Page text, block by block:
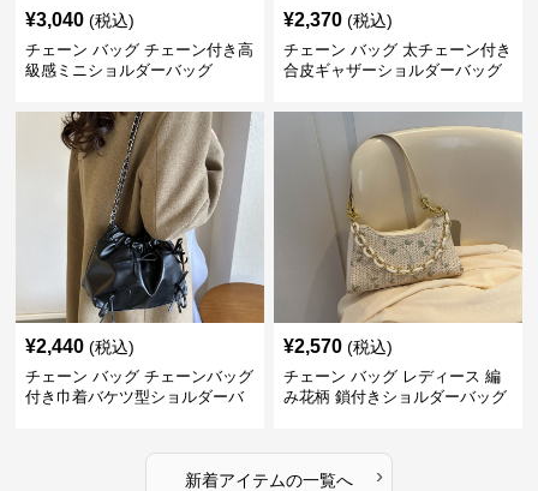
¥3,040 (税込)
チェーン バッグ チェーン付き高
級感ミニショルダーバッグ
¥2,370 (税込)
チェーン バッグ 太チェーン付き
合皮ギャザーショルダーバッグ
¥2,440 (税込)
チェーン バッグ チェーンバッグ
付き巾着バケツ型ショルダーバ
¥2,570 (税込)
チェーン バッグ レディース 編
み花柄 鎖付きショルダーバッグ
新着アイテムの一覧へ ›